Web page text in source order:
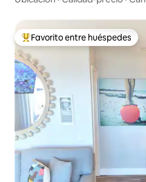
Favorito entre huéspedes
Favorito entre huéspedes